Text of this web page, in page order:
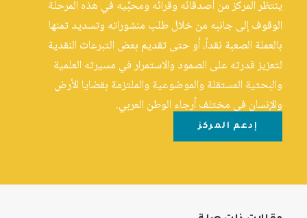
ينتظر المركز من أصدقائه وقرائه ومحبِّيه في هذه المرحلة
الوقوف إلى جانبه من خلال طلب منشوراته وتسديد ثمنها
بالعملة الصعبة نقداً، أو حتى تقديم بعض التبرعات النقدية
لتعزيز قدرته على الصمود والاستمرار في مسيرته العلمية
والبحثية المستقلة والموضوعية والملتزمة بقضايا الأرض
والإنسان في مختلف أرجاء الوطن العربي.
إدعم المركز